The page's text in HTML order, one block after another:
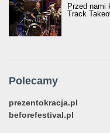
Przed nami
Track
Polecamy
prezentokracja.pl
beforefestival.pl